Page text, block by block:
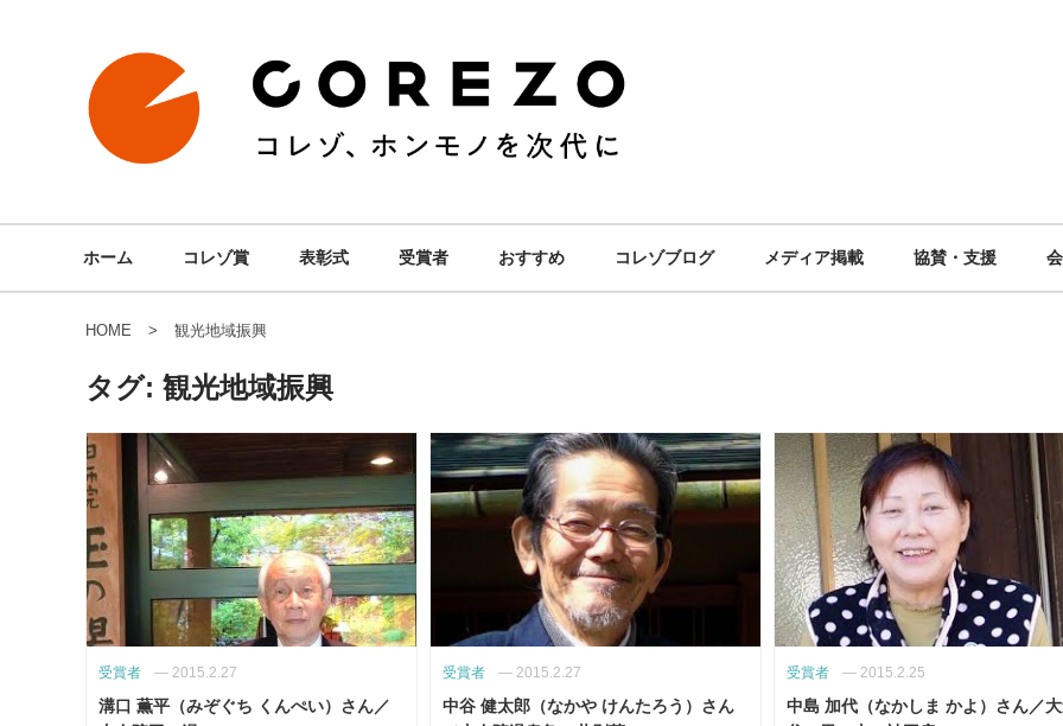
ホーム コレゾ賞 表彰式 受賞者 おすすめ コレゾブログ メディア掲載 協賛・支援
HOME 観光地域振興
タグ: 観光地域振興
受賞者 — 2015.2.27
溝口 薫平（みぞぐち くんぺい）さん／
受賞者 — 2015.2.27
中谷 健太郎（なかや けんたろう）さん
受賞者 — 2015.2.25
中島 加代（なかしま かよ）さん／